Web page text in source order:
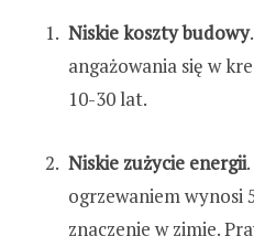
Niskie koszty budowy
angażowania się w
10-30 lat.
Niskie zużycie energii
ogrzewaniem wynosi
znaczenie w zimie.